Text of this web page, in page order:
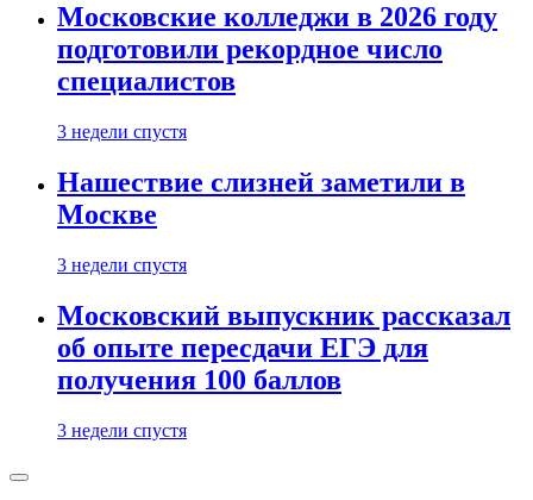
Московские колледжи в 2026 году
подготовили рекордное число
специалистов
3 недели спустя
Нашествие слизней заметили в
Москве
3 недели спустя
Московский выпускник рассказал
об опыте пересдачи ЕГЭ для
получения 100 баллов
3 недели спустя